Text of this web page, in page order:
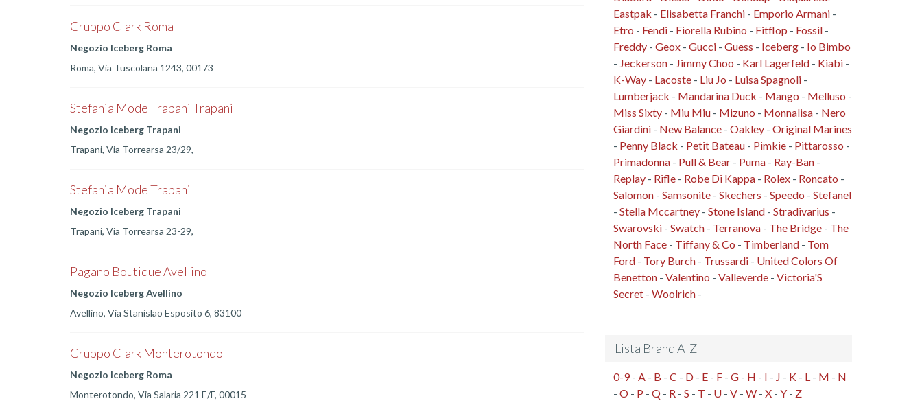
Gruppo Clark Roma
Negozio Iceberg Roma
Roma, Via Tuscolana 1243, 00173
Stefania Mode Trapani Trapani
Negozio Iceberg Trapani
Trapani, Via Torrearsa 23/29,
Stefania Mode Trapani
Negozio Iceberg Trapani
Trapani, Via Torrearsa 23-29,
Pagano Boutique Avellino
Negozio Iceberg Avellino
Avellino, Via Stanislao Esposito 6, 83100
Gruppo Clark Monterotondo
Negozio Iceberg Roma
Monterotondo, Via Salaria 221 E/F, 00015
Eastpak - Elisabetta Franchi - Emporio Armani -
Etro - Fendi - Fiorella Rubino - Fitflop - Fossil -
Freddy - Geox - Gucci - Guess - Iceberg - Io Bimbo
- Jeckerson - Jimmy Choo - Karl Lagerfeld - Kiabi -
K-Way - Lacoste - Liu Jo - Luisa Spagnoli -
Lumberjack - Mandarina Duck - Mango - Melluso -
Miss Sixty - Miu Miu - Mizuno - Monnalisa - Nero
Giardini - New Balance - Oakley - Original Marines
- Penny Black - Petit Bateau - Pimkie - Pittarosso -
Primadonna - Pull & Bear - Puma - Ray-Ban -
Replay - Rifle - Robe Di Kappa - Rolex - Roncato -
Salomon - Samsonite - Skechers - Speedo - Stefanel
- Stella Mccartney - Stone Island - Stradivarius -
Swarovski - Swatch - Terranova - The Bridge - The
North Face - Tiffany & Co - Timberland - Tom
Ford - Tory Burch - Trussardi - United Colors Of
Benetton - Valentino - Valleverde - Victoria'S
Secret - Woolrich -
Lista Brand A-Z
0-9- A - B - C - D - E - F - G - H - I - J - K - L - M - N
- O - P - Q - R - S - T - U - V - W - X - Y - Z